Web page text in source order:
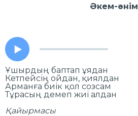
Әкем-әнім
Ұшырдың баптап ұядан
Кетпейсің ойдан, қиялдан
Арманға биік қол созсам
Тұрасың демеп жиі алдан
Қайырмасы